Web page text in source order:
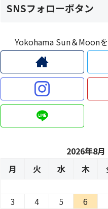
SNSフォローボタン
Yokohama Sun＆Moon
2026年8月
月
火 水 木
3
4 5 6